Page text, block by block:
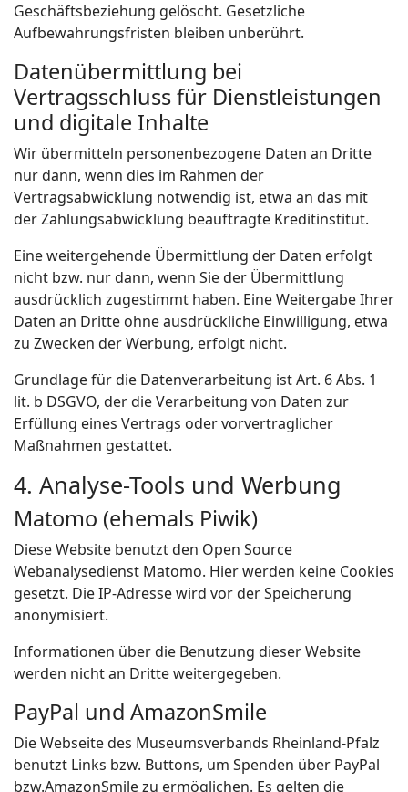
Geschäftsbeziehung gelöscht. Gesetzliche
Aufbewahrungsfristen bleiben unberührt.
Datenübermittlung bei
Vertragsschluss für Dienstleistungen
und digitale Inhalte
Wir übermitteln personenbezogene Daten an Dritte
nur dann, wenn dies im Rahmen der
Vertragsabwicklung notwendig ist, etwa an das mit
der Zahlungsabwicklung beauftragte Kreditinstitut.
Eine weitergehende Übermittlung der Daten erfolgt
nicht bzw. nur dann, wenn Sie der Übermittlung
ausdrücklich zugestimmt haben. Eine Weitergabe Ihrer
Daten an Dritte ohne ausdrückliche Einwilligung, etwa
zu Zwecken der Werbung, erfolgt nicht.
Grundlage für die Datenverarbeitung ist Art. 6 Abs. 1
lit. b DSGVO, der die Verarbeitung von Daten zur
Erfüllung eines Vertrags oder vorvertraglicher
Maßnahmen gestattet.
4. Analyse-Tools und Werbung
Matomo (ehemals Piwik)
Diese Website benutzt den Open Source
Webanalysedienst Matomo. Hier werden keine Cookies
gesetzt. Die IP-Adresse wird vor der Speicherung
anonymisiert.
Informationen über die Benutzung dieser Website
werden nicht an Dritte weitergegeben.
PayPal und AmazonSmile
Die Webseite des Museumsverbands Rheinland-Pfalz
benutzt Links bzw. Buttons, um Spenden über PayPal
bzw.AmazonSmile zu ermöglichen. Es gelten die